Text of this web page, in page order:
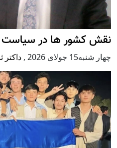
نقش کشور ها در سیاست
چهار شنبه15 جولای 2026 , داکتر